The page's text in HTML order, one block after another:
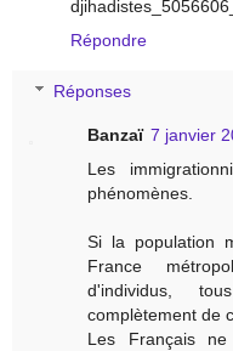
Répondre
Réponses
Banzaï 7 janvier
Les
phénomènes.
Si la population
France
d'individus,
complètement de
Les Français